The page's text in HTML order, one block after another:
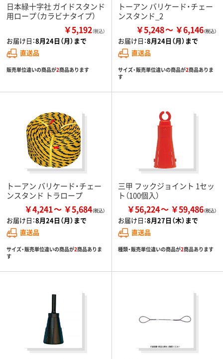
日本緑十字社 ガイドスタンド
用ロープ（カラビナタイプ）
￥5,192（税込）
お届け日：8月24日（月）まで
直送品
販売単位違いの商品が2商品あります
トーアン バリケード・チェー
ンスタンド_2
￥5,248 ￥6,146
お届け日：8月24日（月）まで
直送品
サイズ・販売単位違いの商品が2商品ありま
す
トーアン バリケード・チェー
ンスタンド トラロープ
￥4,241 ￥5,684
お届け日：8月24日（月）まで
直送品
サイズ・販売単位違いの商品が2商品ありま
す
三甲 フックジョイント 1セッ
ト（100個入）
￥56,224 ￥59,486
お届け日：8月27日（木）まで
直送品
種類・販売単位違いの商品が2商品あります